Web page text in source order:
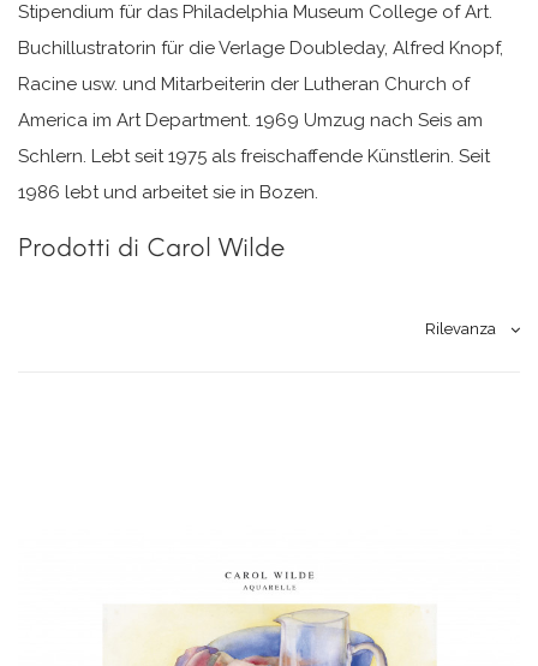
Stipendium für das Philadelphia Museum College of Art.
Buchillustratorin für die Verlage Doubleday, Alfred Knopf,
Racine usw. und Mitarbeiterin der Lutheran Church of
America im Art Department. 1969 Umzug nach Seis am
Schlern. Lebt seit 1975 als freischaffende Künstlerin. Seit
1986 lebt und arbeitet sie in Bozen.
Prodotti di Carol Wilde
Rilevanza